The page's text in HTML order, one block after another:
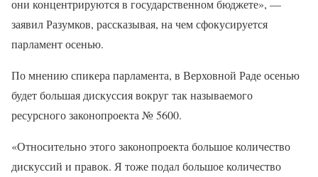
они концентрируются в государственном бюджете», —
заявил Разумков, рассказывая, на чем сфокусируется
парламент осенью.
По мнению спикера парламента, в Верховной Раде осенью
будет большая дискуссия вокруг так называемого
ресурсного законопроекта № 5600.
«Относительно этого законопроекта большое количество
дискуссий и правок. Я тоже подал большое количество